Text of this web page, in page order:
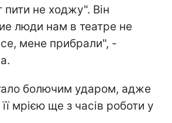
пити не ходжу". Він
люди нам в театре не
мене прибрали", -
болючим ударом, адже
мрією ще з часів роботи у